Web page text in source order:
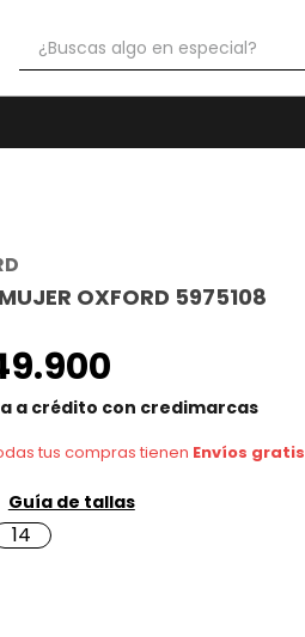
¿Buscas algo en especial?
OXFORD 5975108
.900
a crédito con credimarcas
tus compras tienen Envíos gratis
14
Guía de tallas